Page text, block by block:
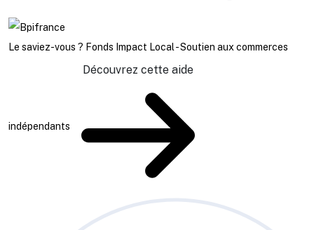
Le saviez-vous ? Fonds Impact Local - Soutien aux commerces
indépendants
Découvrez cette aide